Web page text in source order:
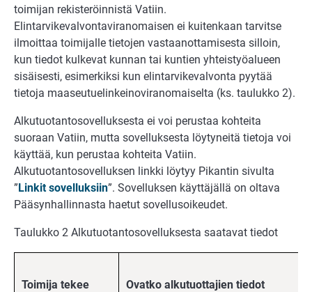
toimijan rekisteröinnistä Vatiin.
Elintarvikevalvontaviranomaisen ei kuitenkaan tarvitse
ilmoittaa toimijalle tietojen vastaanottamisesta silloin,
kun tiedot kulkevat kunnan tai kuntien yhteistyöalueen
sisäisesti, esimerkiksi kun elintarvikevalvonta pyytää
tietoja maaseutuelinkeinoviranomaiselta (ks. taulukko 2).
Alkutuotantosovelluksesta ei voi perustaa kohteita
suoraan Vatiin, mutta sovelluksesta löytyneitä tietoja voi
käyttää, kun perustaa kohteita Vatiin.
Alkutuotantosovelluksen linkki löytyy Pikantin sivulta
”Linkit sovelluksiin”. Sovelluksen käyttäjällä on oltava
Pääsynhallinnasta haetut sovellusoikeudet.
Taulukko 2 Alkutuotantosovelluksesta saatavat tiedot
Toimija tekee
Ovatko alkutuottajien tiedot